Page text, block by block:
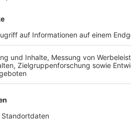
Die Zusammenarbeit mit einem
Verkehrsgesellschaft (REVG). Hier
Möglichkeiten. Allerdings hat weder
Fahrer noch das Anmieten einer
von Radio Erft. Möglicherweise
der Hürther Stadtbusgesellschaft
Gespräche, heißt es. So lange
andere Endhaltestelle, den Kölner
kostenlosen Toilettencontainer